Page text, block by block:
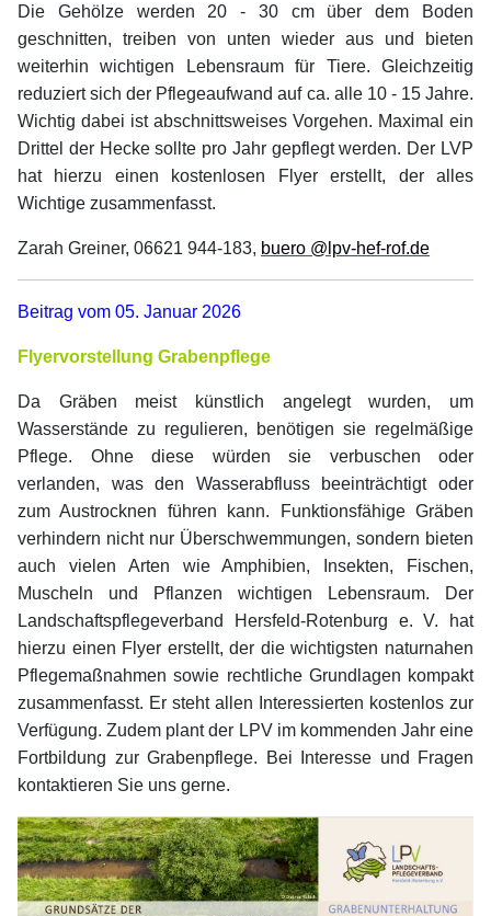
Die Gehölze werden 20 - 30 cm über dem Boden
geschnitten, treiben von unten wieder aus und bieten
weiterhin wichtigen Lebensraum für Tiere. Gleichzeitig
reduziert sich der Pflegeaufwand auf ca. alle 10 - 15 Jahre.
Wichtig dabei ist abschnittsweises Vorgehen. Maximal ein
Drittel der Hecke sollte pro Jahr gepflegt werden. Der LVP
hat hierzu einen kostenlosen Flyer erstellt, der alles
Wichtige zusammenfasst.
Zarah Greiner, 06621 944-183, buero @lpv-hef-rof.de
Beitrag vom 05. Januar 2026
Flyervorstellung Grabenpflege
Da Gräben meist künstlich angelegt wurden, um
Wasserstände zu regulieren, benötigen sie regelmäßige
Pflege. Ohne diese würden sie verbuschen oder
verlanden, was den Wasserabfluss beeinträchtigt oder
zum Austrocknen führen kann. Funktionsfähige Gräben
verhindern nicht nur Überschwemmungen, sondern bieten
auch vielen Arten wie Amphibien, Insekten, Fischen,
Muscheln und Pflanzen wichtigen Lebensraum. Der
Landschaftspflegeverband Hersfeld-Rotenburg e. V. hat
hierzu einen Flyer erstellt, der die wichtigsten naturnahen
Pflegemaßnahmen sowie rechtliche Grundlagen kompakt
zusammenfasst. Er steht allen Interessierten kostenlos zur
Verfügung. Zudem plant der LPV im kommenden Jahr eine
Fortbildung zur Grabenpflege. Bei Interesse und Fragen
kontaktieren Sie uns gerne.